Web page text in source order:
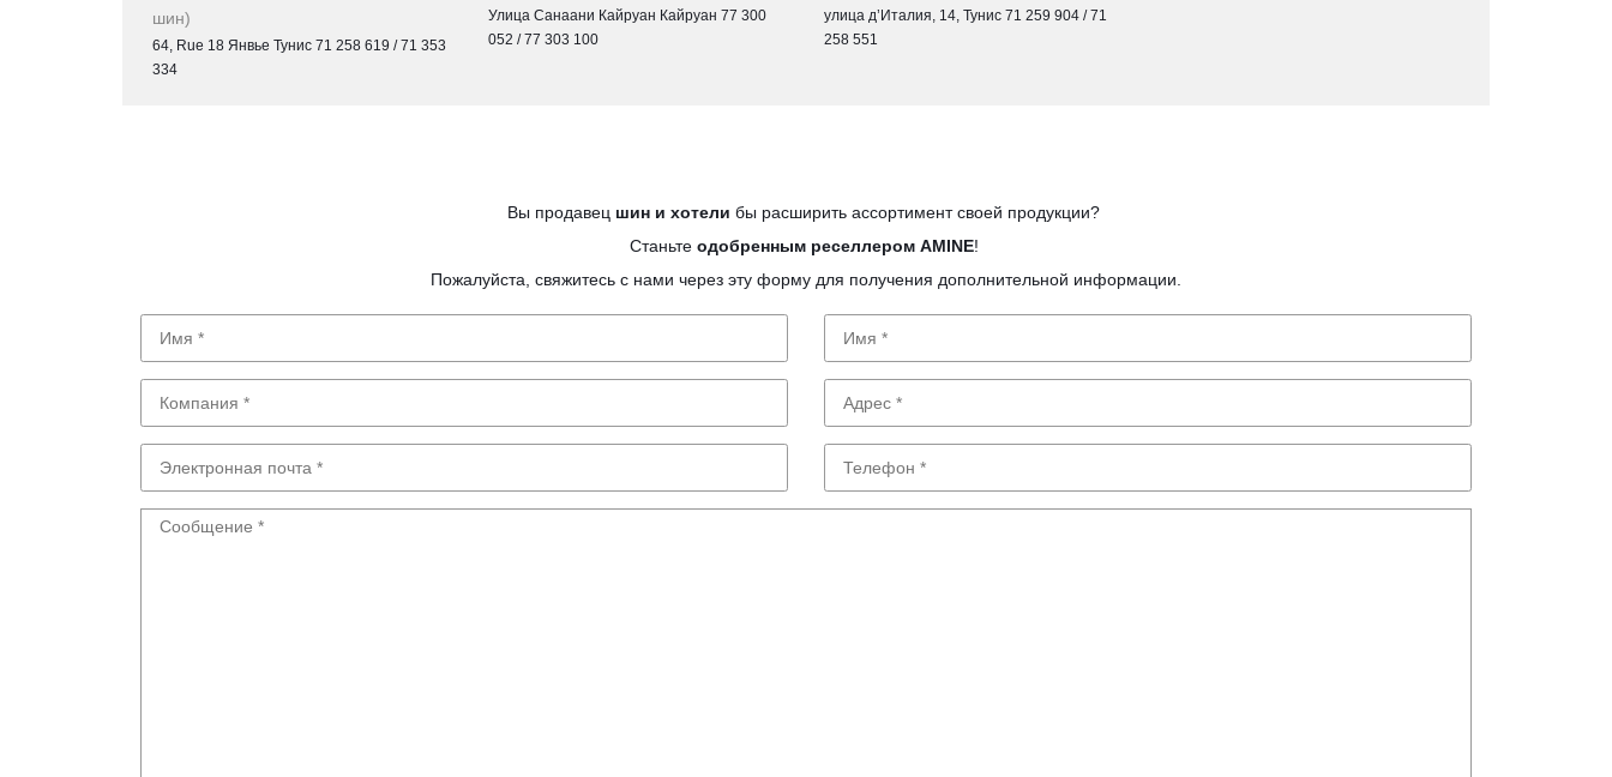
шин)
64, Rue 18 Янвье Тунис 71 258 619 / 71 353
334
Улица Санаани Кайруан Кайруан 77 300
052 / 77 303 100
улица д’Италия, 14, Тунис 71 259 904 / 71
258 551
Вы продавец шин и хотели бы расширить ассортимент своей продукции?
Станьте одобренным реселлером AMINE!
Пожалуйста, свяжитесь с нами через эту форму для получения дополнительной информации.
Имя Имя
Компания Адрес
Электронная
почта
Телефон
Сообщение